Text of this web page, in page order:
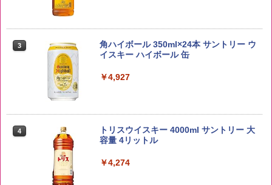
by Amazon あきたこまちブレンド 無洗
米 5kg
新潟ケンベイ【精米】新潟県産にじのき
らめき 5kg 令和7年産
3
角ハイボール 350ml×24本 サントリー ウ
イスキー ハイボール 缶
￥4,927
4
トリスウイスキー 4000ml サントリー 大
容量 4リットル
￥4,274